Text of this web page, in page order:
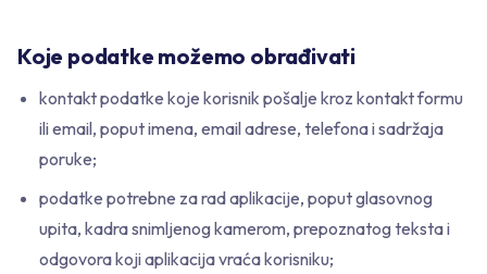
Koje podatke možemo obrađivati
kontakt podatke koje korisnik pošalje kroz kontakt formu
ili email, poput imena, email adrese, telefona i sadržaja
poruke;
podatke potrebne za rad aplikacije, poput glasovnog
upita, kadra snimljenog kamerom, prepoznatog teksta i
odgovora koji aplikacija vraća korisniku;